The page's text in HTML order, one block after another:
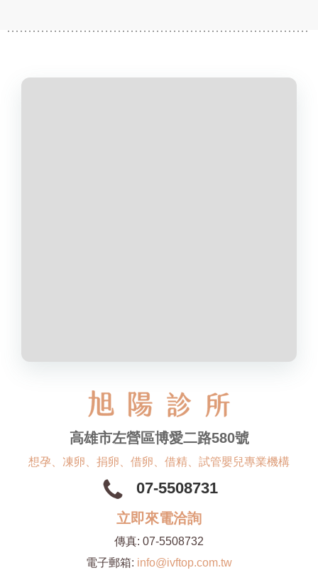
高雄市左營區博愛二路580號
想孕、凍卵、捐卵、借卵、借精、試管嬰兒專業機構
07-5508731
立即來電洽詢
傳真: 07-5508732
電子郵箱: info@ivftop.com.tw